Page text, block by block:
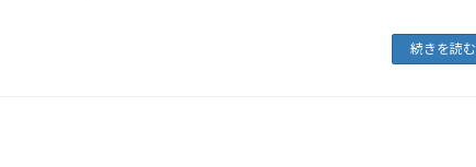
続きを読む